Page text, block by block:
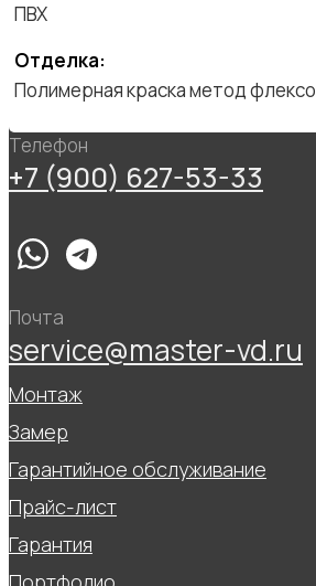
ПВХ
Отделка:
Полимерная краска метод
Телефон
+7 (900) 627-53-33
Почта
service@master-vd.ru
Монтаж
Замер
Гарантийное обслуживание
Прайс-лист
Гарантия